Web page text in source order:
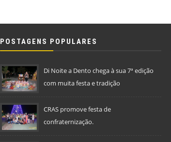
POSTAGENS POPULARES
Di Noite a Dento chega à sua 7ª edição
com muita festa e tradição
CRAS promove festa de
confraternização.